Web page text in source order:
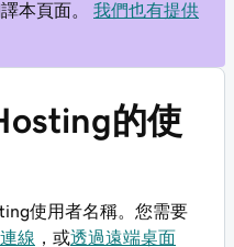
本頁面。
我們也有提供
的使
使用者名稱。您需要
線 ，或透過遠端桌面